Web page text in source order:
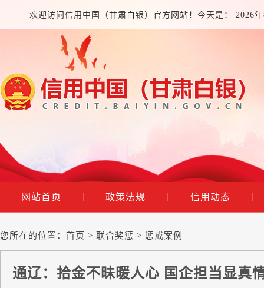
欢迎访问信用中国（甘肃白银）官方网站！今天是： 2026
网站首页 政策法规 信用动态
您所在的位置： 首页 > 联合奖惩 > 惩戒案例
通辽：拾金不昧暖人心 国企担当显真